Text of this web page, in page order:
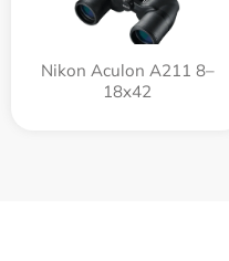
Nikon Aculon A211 8–
18x42